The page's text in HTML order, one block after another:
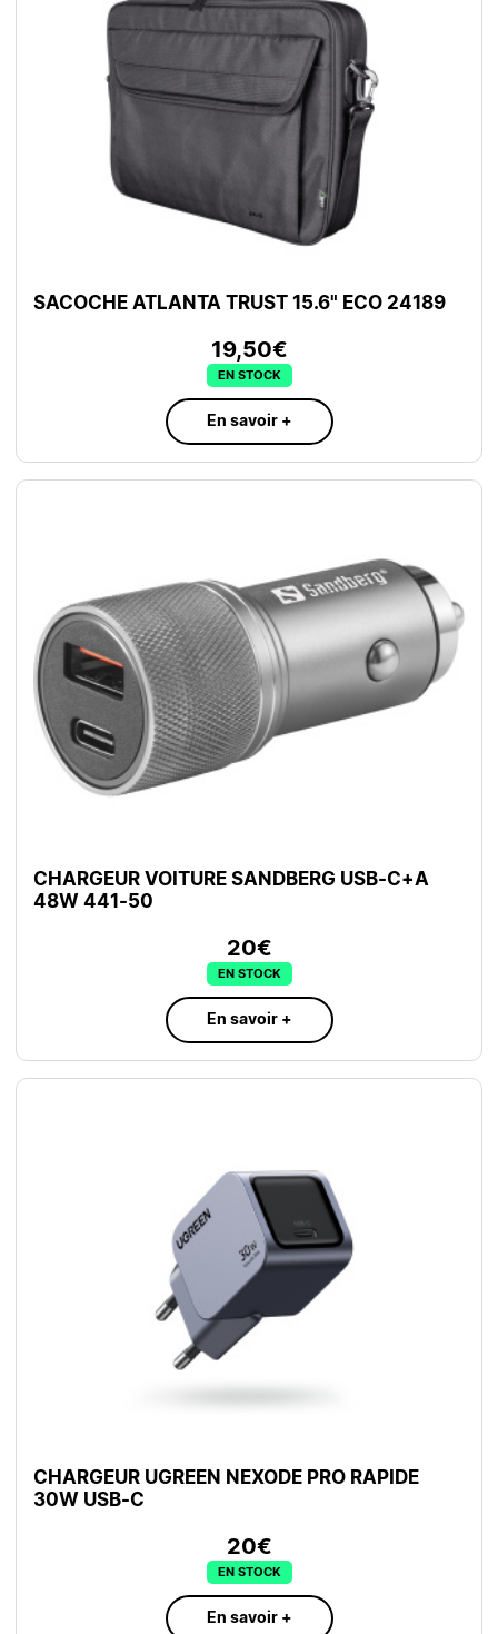
SACOCHE ATLANTA TRUST 15.6" ECO 24189
19,50€
EN STOCK
En savoir +
CHARGEUR VOITURE SANDBERG USB-C+A
48W 441-50
20€
EN STOCK
En savoir +
CHARGEUR UGREEN NEXODE PRO RAPIDE
30W USB-C
20€
EN STOCK
En savoir +